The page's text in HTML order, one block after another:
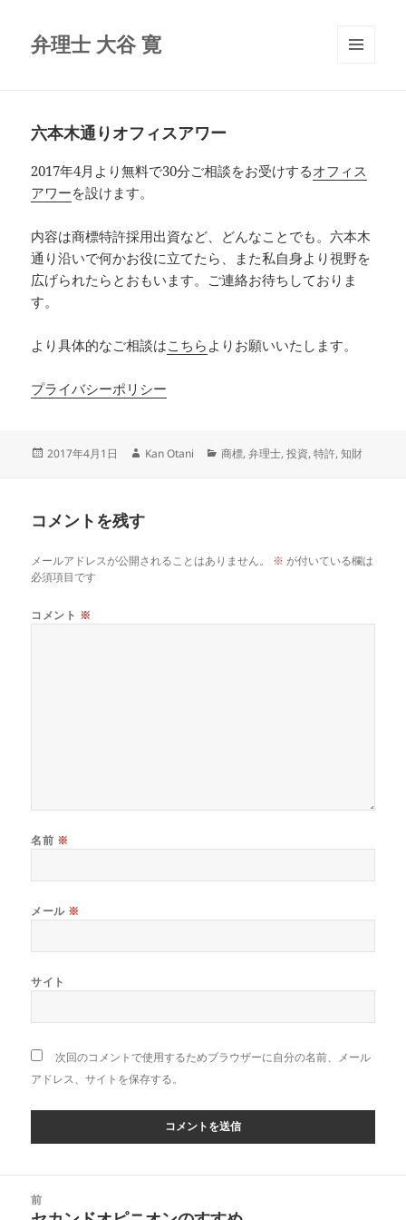
弁理士 大谷 寛
六本木通りオフィスアワー
2017年4月より無料で30分ご相談をお受けするオフィス
アワーを設けます。
内容は商標特許採用出資など、どんなことでも。六本木
通り沿いで何かお役に立てたら、また私自身より視野を
広げられたらとおもいます。ご連絡お待ちしておりま
す。
より具体的なご相談はこちら よりお願いいたします。
プライバシーポリシー
投
2017年4月1日
作
Kan Otani
カ
商標,弁理士,投資,特許,知財
コメントを残す
メールアドレスが公開されることはありません。 ※ が付いている欄は
必須項目です
コメント ※
名前 ※
メール ※
サイト
次回のコメントで使用するためブラウザーに自分の名前、メール
アドレス、サイトを保存する。
前